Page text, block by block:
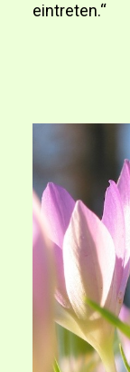
eintreten.“